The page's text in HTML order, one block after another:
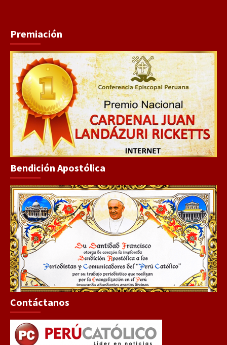
Premiación
Bendición Apostólica
Contáctanos